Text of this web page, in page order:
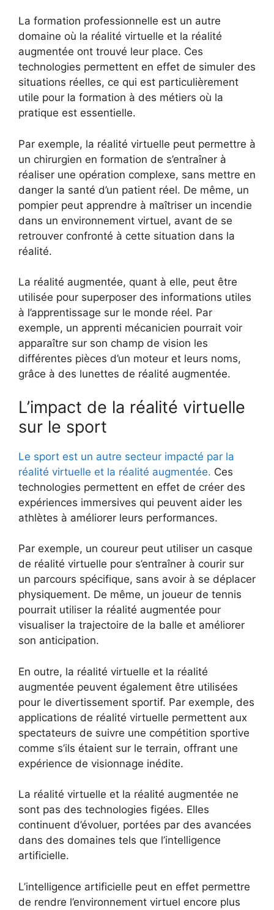
La formation professionnelle est un autre
domaine où la réalité virtuelle et la réalité
augmentée ont trouvé leur place. Ces
technologies permettent en effet de simuler des
situations réelles, ce qui est particulièrement
utile pour la formation à des métiers où la
pratique est essentielle.
Par exemple, la réalité virtuelle peut permettre à
un chirurgien en formation de s’entraîner à
réaliser une opération complexe, sans mettre en
danger la santé d’un patient réel. De même, un
pompier peut apprendre à maîtriser un incendie
dans un environnement virtuel, avant de se
retrouver confronté à cette situation dans la
réalité.
La réalité augmentée, quant à elle, peut être
utilisée pour superposer des informations utiles
à l’apprentissage sur le monde réel. Par
exemple, un apprenti mécanicien pourrait voir
apparaître sur son champ de vision les
différentes pièces d’un moteur et leurs noms,
grâce à des lunettes de réalité augmentée.
L’impact de la réalité virtuelle
sur le sport
Le sport est un autre secteur impacté par la
réalité virtuelle et la réalité augmentée. Ces
technologies permettent en effet de créer des
expériences immersives qui peuvent aider les
athlètes à améliorer leurs performances.
Par exemple, un coureur peut utiliser un casque
de réalité virtuelle pour s’entraîner à courir sur
un parcours spécifique, sans avoir à se déplacer
physiquement. De même, un joueur de tennis
pourrait utiliser la réalité augmentée pour
visualiser la trajectoire de la balle et améliorer
son anticipation.
En outre, la réalité virtuelle et la réalité
augmentée peuvent également être utilisées
pour le divertissement sportif. Par exemple, des
applications de réalité virtuelle permettent aux
spectateurs de suivre une compétition sportive
comme s’ils étaient sur le terrain, offrant une
expérience de visionnage inédite.
La réalité virtuelle et la réalité augmentée ne
sont pas des technologies figées. Elles
continuent d’évoluer, portées par des avancées
dans des domaines tels que l’intelligence
artificielle.
L’intelligence artificielle peut en effet permettre
de rendre l’environnement virtuel encore plus